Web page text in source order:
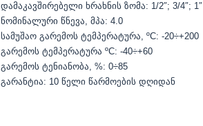
დამაკავშირებელი ხრახნის ზომა: 1/2″; 3/4″; 1″
ნომინალური წნევა, მპა: 4.0
სამუშაო გარემოს ტემპერატურა, ºС: -20÷+200
გარემოს ტემპერატურა ºС: -40÷+60
გარემოს ტენიანობა, %: 0÷85
გარანტია: 10 წელი წარმოების დღიდან